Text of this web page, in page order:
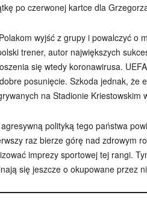
po czerwonej kartce dla
wyjść z grupy i powalczyć o
trener, autor największych
się wtedy koronawirusa.
posunięcie. Szkoda jednak, że
na Stadionie Kriestowskim
polityką tego państwa
raz bierze górę nad zdrowym
imprezy sportowej tej rangi.
się jeszcze o okupowane przez